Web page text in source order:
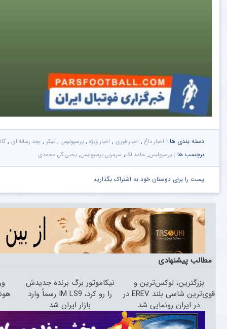
دسته بندی ها : اخبار داغ , اخبار فوری , اخبار ویژه , پرسپولیس , تیکر , چند رسانه ای ,
برچسب ها : پرسپولیس, حامد لک, سرمربی پرسپولیس, یحیی گل محمدی
پست را برای دوستان خود به اشتراک بگذارید
مطالب پیشنهادی
بزرگترین، لوکس‌ترین و
قوی‌ترین شاسی بلند EREV در
در ایران رونمایی شد
نیکاموتور برگ برنده جدیدش
را رو کرد، IM LS9 رسماً وارد
بازار ایران شد